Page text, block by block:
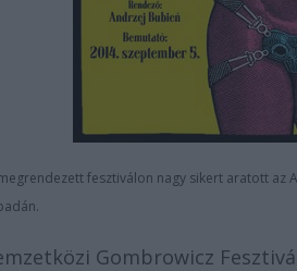
fesztiválon nagy sikert aratott az
Gombrowicz